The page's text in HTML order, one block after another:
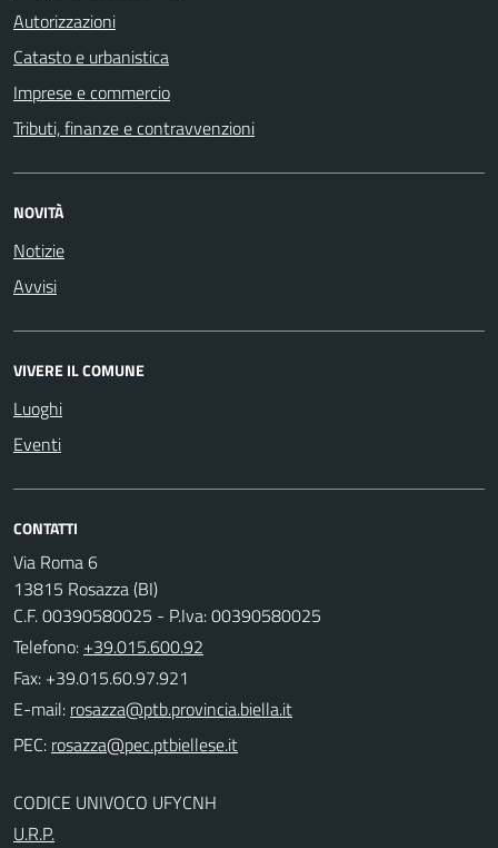
Autorizzazioni
Catasto e urbanistica
Imprese e commercio
Tributi, finanze e contravvenzioni
NOVITÀ
Notizie
Avvisi
VIVERE IL COMUNE
Luoghi
Eventi
CONTATTI
Via Roma 6
13815 Rosazza (BI)
C.F. 00390580025 - P.Iva: 00390580025
Telefono: +39.015.600.92
Fax: +39.015.60.97.921
E-mail:
PEC:
CODICE UNIVOCO UFYCNH
U.R.P.